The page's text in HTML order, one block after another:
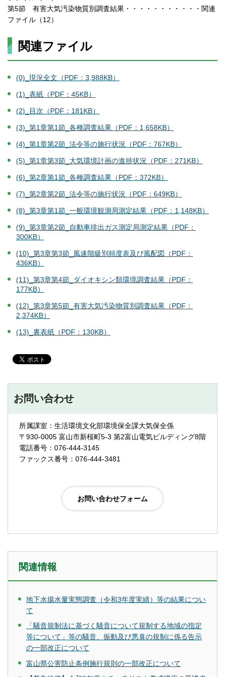
第5節 有害大気汚染物質別調査結果・・・・・・・・・・・関連
ファイル（12）
関連ファイル
(0)_現況全文（PDF：3,988KB）
(1)_表紙（PDF：45KB）
(2)_目次（PDF：181KB）
(3)_第1章第1節_各種調査結果（PDF：1,658KB）
(4)_第1章第2節_法令等の施行状況（PDF：767KB）
(5) 第1章第3節 大気環境計画の進捗状況（PDF：271KB）
(6)_第2章第1節_各種調査結果（PDF：372KB）
(7)_第2章第2節_法令等の施行状況（PDF：649KB）
(8)_第3章第1節_一般環境観測局測定結果（PDF：1,148KB）
(9)_第3章第2節_自動車排出ガス測定局測定結果（PDF：
300KB）
(10)_第3章第3節_風速階級別頻度表及び風配図（PDF：
436KB）
(11)_第3章第4節_ダイオキシン類環境調査結果（PDF：
177KB）
(12)_第3章第5節_有害大気汚染物質別調査結果（PDF：
2,374KB）
(13)_裏表紙（PDF：130KB）
お問い合わせ
所属課室：生活環境文化部環境保全課大気保全係
〒930-0005 富山市新桜町5-3 第2富山電気ビルディング8階
電話番号：076-444-3145
ファックス番号：076-444-3481
関連情報
地下水揚水量実態調査（令和3年度実績）等の結果につい
て
「騒音規制法に基づく騒音について規制する地域の指定
等について」等の騒音、振動及び悪臭の規制に係る告示
の一部改正について
富山県公害防止条例施行規則の一部改正について